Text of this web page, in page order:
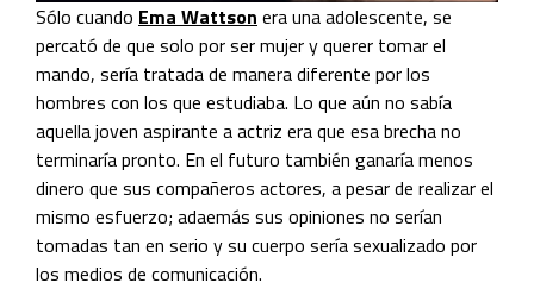
Sólo cuando Ema Wattson era una adolescente, se
percató de que solo por ser mujer y querer tomar el
mando, sería tratada de manera diferente por los
hombres con los que estudiaba. Lo que aún no sabía
aquella joven aspirante a actriz era que esa brecha no
terminaría pronto. En el futuro también ganaría menos
dinero que sus compañeros actores, a pesar de realizar el
mismo esfuerzo; adaemás sus opiniones no serían
tomadas tan en serio y su cuerpo sería sexualizado por
los medios de comunicación.